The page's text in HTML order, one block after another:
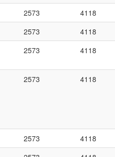
2573
4118
2573
4118
2573 4118
2573 4118
2573
4118